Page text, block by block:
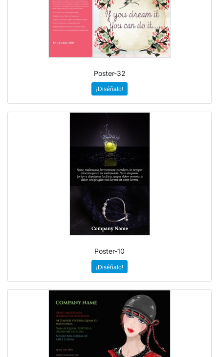
Poster-32
¡Diséñalo!
Poster-10
¡Diséñalo!